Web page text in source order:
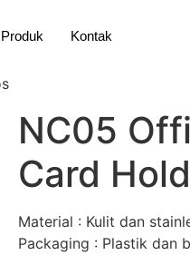
Kontak
NC05
Card
Material : Kulit dan
Packaging : Plastik dan